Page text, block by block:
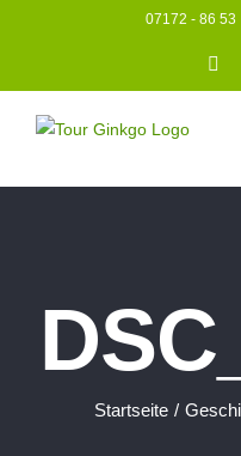
07172 - 86 53
Startseite /